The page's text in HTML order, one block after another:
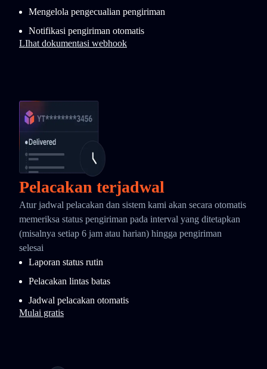
Mengelola pengecualian pengiriman
Notifikasi pengiriman otomatis
LIhat dokumentasi webhook
Pelacakan terjadwal
Atur jadwal pelacakan dan sistem kami akan secara otomatis
memeriksa status pengiriman pada interval yang ditetapkan
(misalnya setiap 6 jam atau harian) hingga pengiriman
selesai
Laporan status rutin
Pelacakan lintas batas
Jadwal pelacakan otomatis
Mulai gratis